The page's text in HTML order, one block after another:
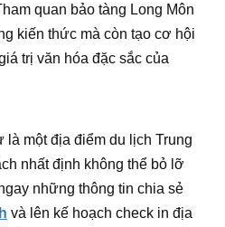
quan bảo tàng Long Môn
kiến thức mà còn tạo cơ hội
trị văn hóa đặc sắc của
là một địa điểm du lịch Trung
nhất định không thể bỏ lỡ
những thông tin chia sẻ
và lên kế hoạch check in địa